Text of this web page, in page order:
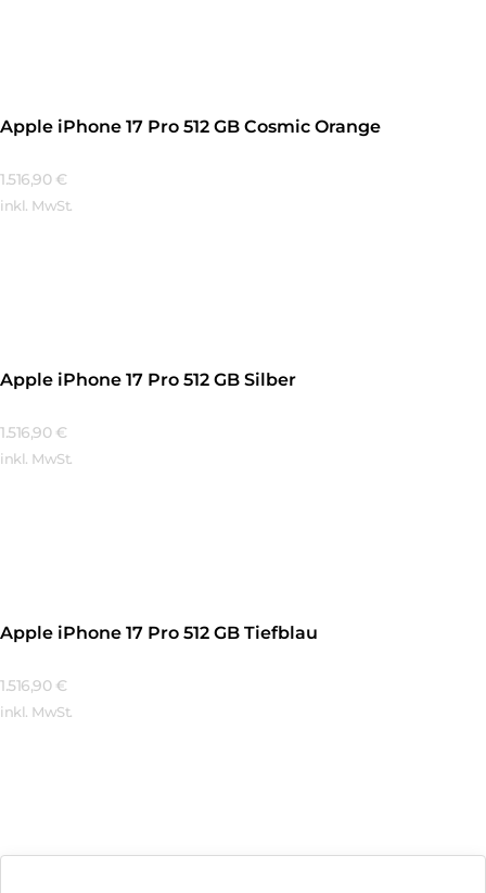
Apple iPhone 17 Pro 512 GB Cosmic Orange
1.516,90 €
inkl. MwSt.
Apple iPhone 17 Pro 512 GB Silber
1.516,90 €
inkl. MwSt.
Apple iPhone 17 Pro 512 GB Tiefblau
1.516,90 €
inkl. MwSt.